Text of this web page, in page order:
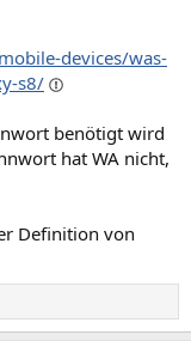
devices/was-
s8/
benötigt wird
hat WA nicht,
Definition von